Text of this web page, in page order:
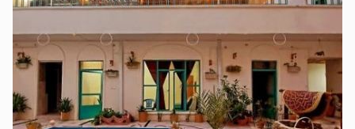
600,000 ت 4.6
1.2مليون ت 4.7